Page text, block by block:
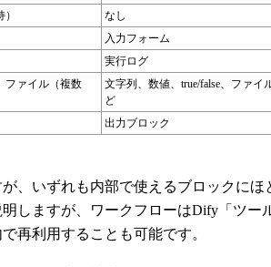
なし
入力フォーム
実行ログ
ファイル（複数
文字列、数値、true/false、ファイ
ど
出力ブロック
、いずれも内部で使えるブロックにほ
しますが、ワークフローはDify「ツー
再利用することも可能です。